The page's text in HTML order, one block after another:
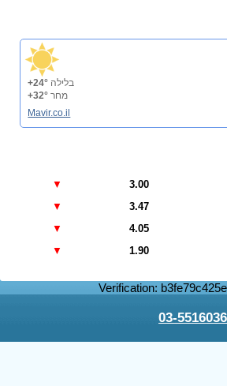
03-5516036
בלילה +24°
מחר +32°
Mavir.co.il
3.00
▼
3.47
▼
4.05
▼
1.90
▼
Verification: